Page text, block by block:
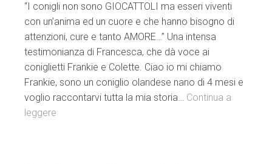
“I conigli non sono GIOCATTOLI ma esseri viventi
con un’anima ed un cuore e che hanno bisogno di
attenzioni, cure e tanto AMORE…” Una intensa
testimonianza di Francesca, che dà voce ai
coniglietti Frankie e Colette. Ciao io mi chiamo
Frankie, sono un coniglio olandese nano di 4 mesi e
voglio raccontarvi tutta la mia storia… Continua a
leggere